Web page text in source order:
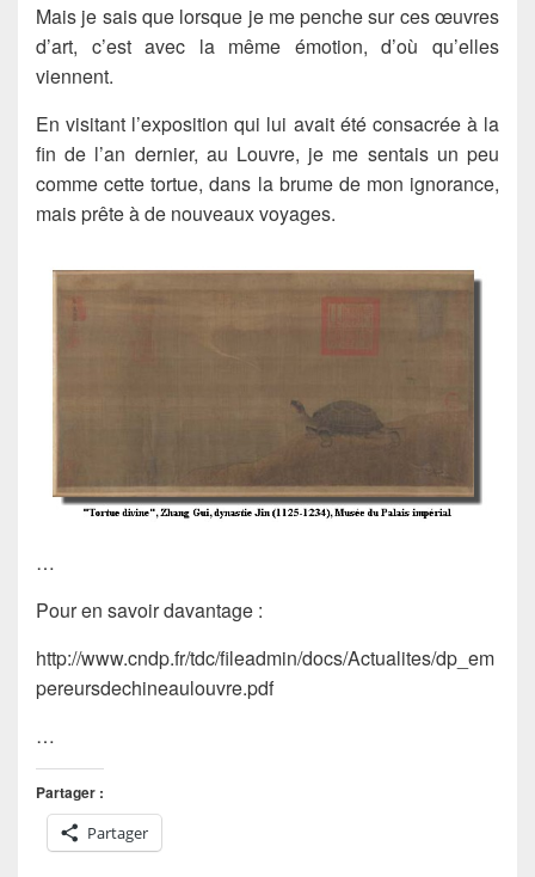
Mais je sais que lorsque je me penche sur ces œuvres
d’art, c’est avec la même émotion, d’où qu’elles
viennent.
En visitant l’exposition qui lui avait été consacrée à la
fin de l’an dernier, au Louvre, je me sentais un peu
comme cette tortue, dans la brume de mon ignorance,
mais prête à de nouveaux voyages.
…
Pour en savoir davantage :
http://www.cndp.fr/tdc/fileadmin/docs/Actualites/dp_em
pereursdechineaulouvre.pdf
…
Partager :
Partager